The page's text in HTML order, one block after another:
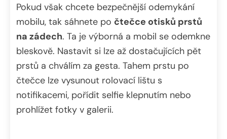
Pokud však chcete bezpečnější odemykání
mobilu, tak sáhnete po čtečce otisků prstů
na zádech. Ta je výborná a mobil se odemkne
bleskově. Nastavit si lze až dostačujících pět
prstů a chválím za gesta. Tahem prstu po
čtečce lze vysunout rolovací lištu s
notifikacemi, pořídit selfie klepnutím nebo
prohlížet fotky v galerii.